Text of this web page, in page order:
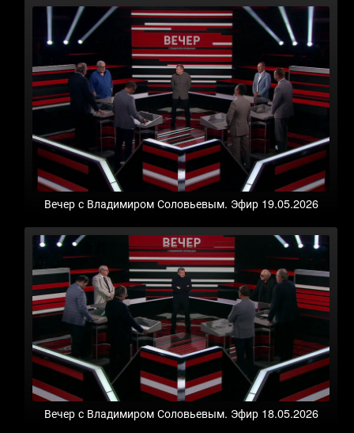
Вечер с Владимиром Соловьевым. Эфир 19.05.2026
Вечер с Владимиром Соловьевым. Эфир 18.05.2026